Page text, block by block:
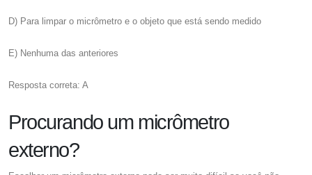
D) Para limpar o micrômetro e o objeto que está sendo medido
E) Nenhuma das anteriores
Resposta correta: A
Procurando um micrômetro
externo?